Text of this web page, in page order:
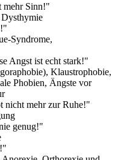
mehr Sinn!"
Syndrome,
Angst ist echt stark!"
Klaustrophobie,
Phobien, Ängste vor
nicht mehr zur Ruhe!"
genug!"